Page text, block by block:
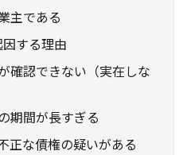
主である
する理由
確認できない（実在しな
期間が長すぎる
正な債権の疑いがある